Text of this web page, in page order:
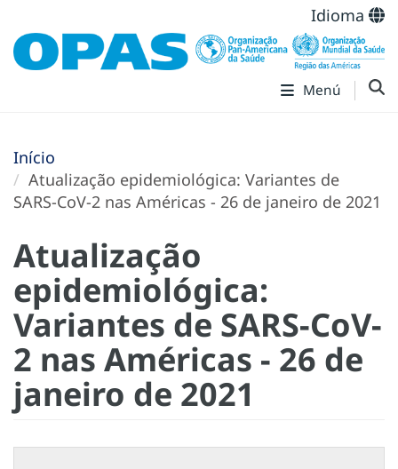
Idioma
Menú
Início
Atualização epidemiológica: Variantes de
SARS-CoV-2 nas Américas - 26 de janeiro de 2021
Atualização
epidemiológica:
Variantes de SARS-CoV-
2 nas Américas - 26 de
janeiro de 2021